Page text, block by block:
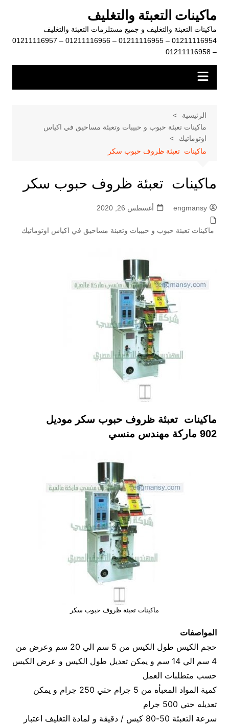
المحتوى
ماكينات التعبئة والتغليف
ماكينات التعبئة والتغليف و جميع مستلزمات التعبئة والتغليف
01211116954 – 01211116955 – 01211116956 – 01211116957
– 01211116958
الرئيسية
ماكينات تعبئة حبوب و حبيبات وتعبئة مساحيق في اكياس
اوتوماتيك
ماكينات تعبئة ظروف حبوب سكر
ماكينات تعبئة ظروف حبوب سكر
engmansy أغسطس 26, 2020
ماكينات تعبئة حبوب و حبيبات وتعبئة مساحيق في اكياس اوتوماتيك
ماكينات تعبئة ظروف حبوب سكر موديل
902ماركة مهندس منسي
ماكينات تعبئة ظروف حبوب سكر
المواصفات
حجم الكيس طول الكيس من 5 سم الي 20 سم وعرض من
4 سم الي 14 سم و يمكن تعديل طول الكيس و عرض الكيس
حسب متطلبات العمل
كمية المواد المعبأه من 5 جرام حتي 250 جرام و يمكن
تعديله حتي 500 جرام
سرعة التعبئة 50-80 كيس / دقيقة و لمادة التغليف اعتبار